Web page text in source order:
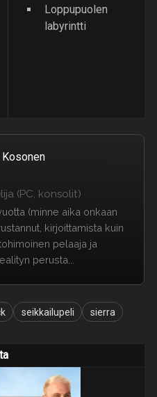
Loppupuolen
labyrintti
(PC, konsolit)
(minne aika onkaan
kirjoittamista kuin
pelaaja ja
perusta...
seikkailupeli sierra